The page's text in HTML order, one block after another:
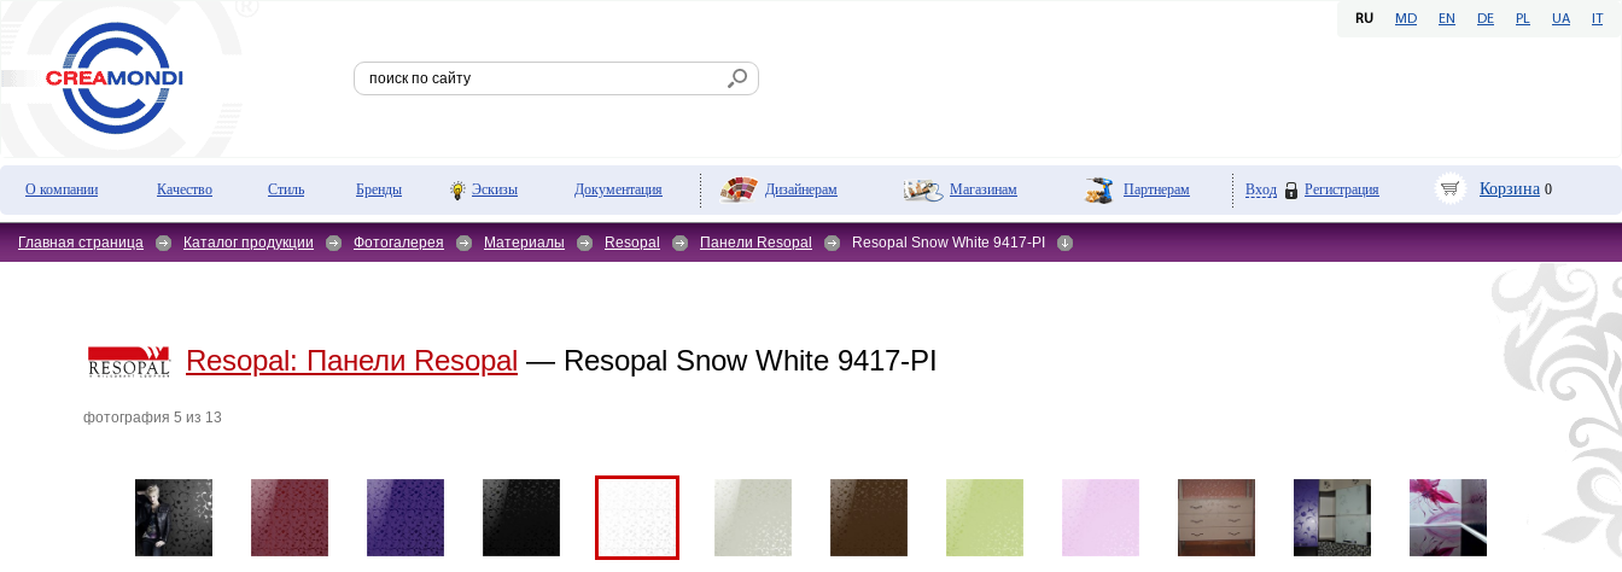
RU MD EN DE PL UA IT
О компании Качество Стиль Бренды Эскизы Документация Дизайнерам Магазинам Партнерам Вход Регистрация Корзина 0
Главная страница Каталог продукции Фотогалерея Материалы Resopal Панели Resopal Resopal Snow White 9417-PI
Resopal: Панели Resopal — Resopal Snow White 9417-PI
фотография 5 из 13